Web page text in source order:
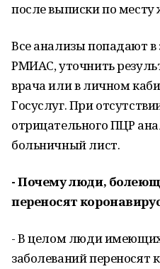
после выписки по месту
Все анализы попадают
РМИАС, уточнить
врача или в личном
Госуслуг. При
отрицательного ПЦР
больничный лист.
- Почему люди,
переносят
- В целом люди
заболеваний переносят